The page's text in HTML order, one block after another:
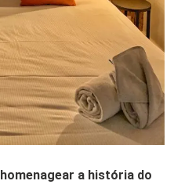
homenagear a história do